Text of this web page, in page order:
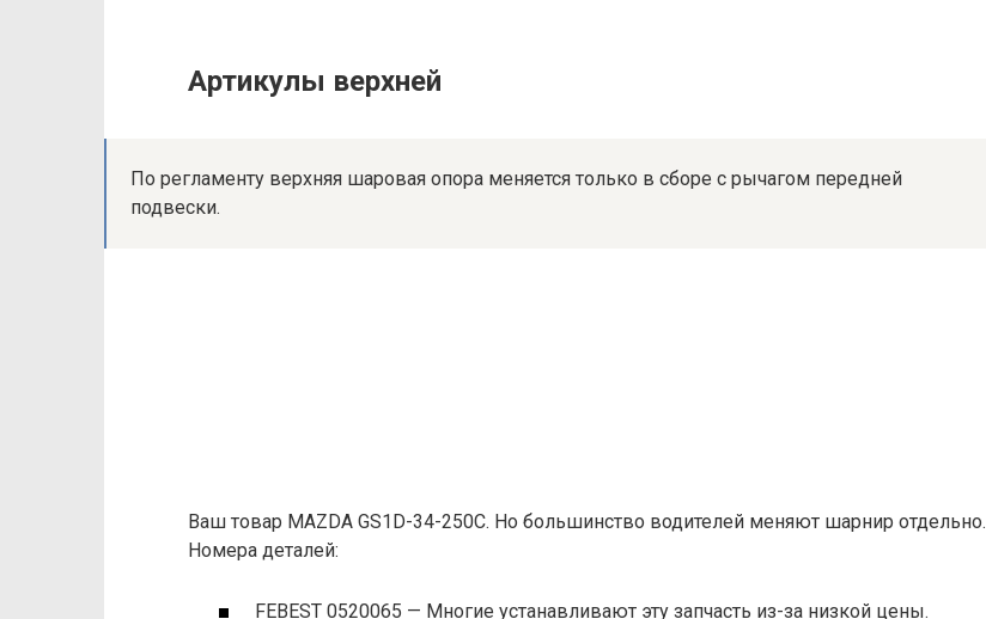
Артикулы верхней
По регламенту верхняя шаровая опора меняется только в сборе с рычагом передней
подвески.
Ваш товар MAZDA GS1D-34-250C. Но большинство водителей меняют шарнир отдельно.
Номера деталей:
FEBEST 0520065 — Многие устанавливают эту запчасть из-за низкой цены.